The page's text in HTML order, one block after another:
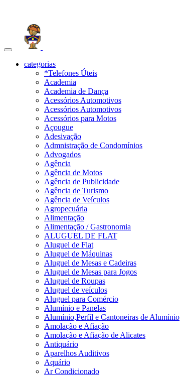
Toggle
navigationcategorias
*Telefones Úteis
Academia
Academia de Dança
Acessórios Automotivos
Acessórios Automotivos
Acessórios para Motos
Açougue
Adesivação
Admnistração de Condomínios
Advogados
Agência
Agência de Motos
Agência de Publicidade
Agência de Turismo
Agência de Veículos
Agropecuária
Alimentação
Alimentação / Gastronomia
ALUGUEL DE FLAT
Aluguel de Flat
Aluguel de Máquinas
Aluguel de Mesas e Cadeiras
Aluguel de Mesas para Jogos
Aluguel de Roupas
Aluguel de veículos
Aluguel para Comércio
Alumínio e Panelas
Alumínio,Perfil e Cantoneiras de Alumínio
Amolação e Afiação
Amolação e Afiação de Alicates
Antiquário
Aparelhos Auditivos
Aquário
Ar Condicionado